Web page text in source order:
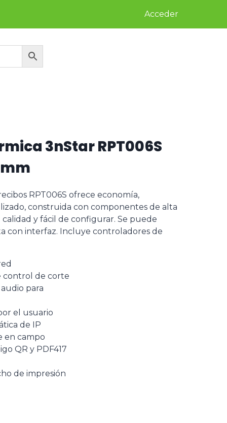
Acceder
3nStar RPT006S
RPT006S ofrece economía,
construida con componentes de alta
y fácil de configurar. Se puede
con interfaz. Incluye controladores de
control de corte
para
el usuario
de IP
en campo
QR y PDF417
de impresión